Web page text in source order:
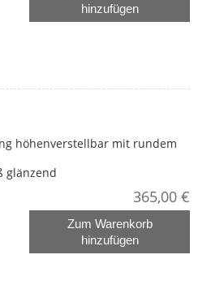
hinzufügen
höhenverstellbar mit rundem
glänzend
365,00 €
Zum Warenkorb
hinzufügen